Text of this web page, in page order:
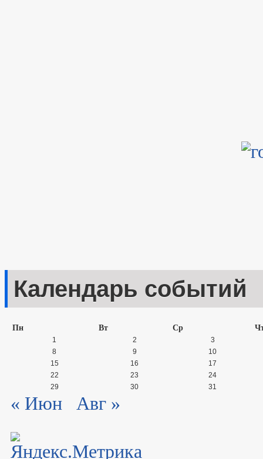
Календарь событий
Пн Вт Ср
1 2
3
8
9
10
15
16
17
22
23
24
29
30 31
« Июн Авг »